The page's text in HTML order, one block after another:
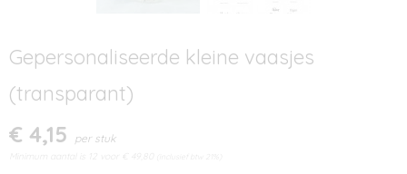
Gepersonaliseerde kleine vaasjes
(transparant)
€ 4,15 per stuk
Minimum aantal is 12 voor € 49,80